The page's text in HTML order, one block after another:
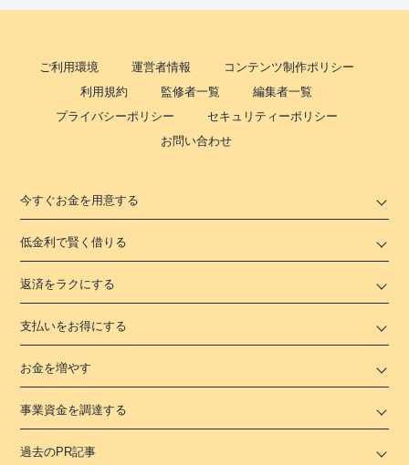
日祝：7：00～23：00
✕
営業時間
平日：9：00～15：00
ATM営業時間
土曜：7：00～24：00
駐車場 〇
ご利用環境 運営者情報
コンテンツ制作ポリシー
利用規約
監修者一覧
編集者一覧
プライバシーポリシー
セキュリティーポリシー
お問い合わせ
今すぐお金を用意する
低金利で賢く借りる
返済をラクにする
支払いをお得にする
お金を増やす
事業資金を調達する
過去のPR記事